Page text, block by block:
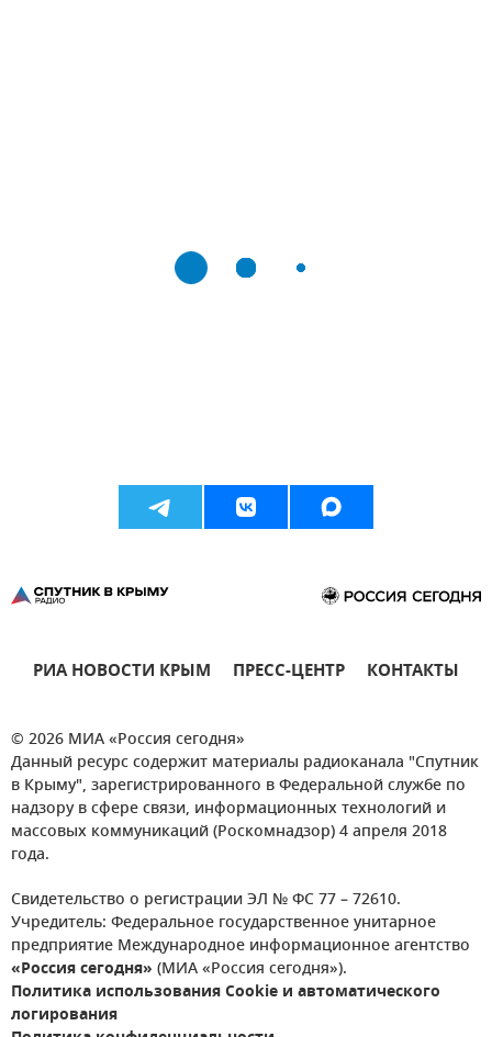
РИА НОВОСТИ КРЫМ ПРЕСС-ЦЕНТР КОНТАКТЫ
© 2026 МИА «Россия сегодня»
Данный ресурс содержит материалы радиоканала "Спутник
в Крыму", зарегистрированного в Федеральной службе по
надзору в сфере связи, информационных технологий и
массовых коммуникаций (Роскомнадзор) 4 апреля 2018
года.
Свидетельство о регистрации ЭЛ № ФС 77 – 72610.
Учредитель: Федеральное государственное унитарное
предприятие Международное информационное агентство
«Россия сегодня» (МИА «Россия сегодня»).
Политика использования Cookie и автоматического
логирования